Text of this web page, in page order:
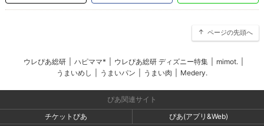
ページの先頭へ
ウレぴあ総研 ハピママ* ウレぴあ総研 ディズニー特集 mimot.
うまいめし
うまいパン うまい肉 Medery.
ぴあ関連サイト
チケットぴあ
ぴあ(アプリ&Web)